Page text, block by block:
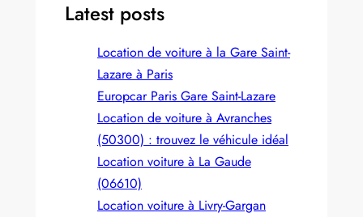
a
Latest posts
Location de voiture à la Gare Saint-
Lazare à Paris
Europcar Paris Gare Saint‑Lazare
Location de voiture à Avranches
(50300) : trouvez le véhicule idéal
Location voiture à La Gaude
(06610)
Location voiture à Livry-Gargan